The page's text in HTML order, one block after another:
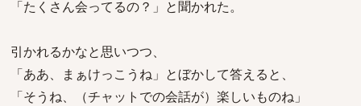
「たくさん会ってるの？」と聞かれた。
引かれるかなと思いつつ、
「ああ、まぁけっこうね」とぼかして答えると、
「そうね、（チャットでの会話が）楽しいものね」